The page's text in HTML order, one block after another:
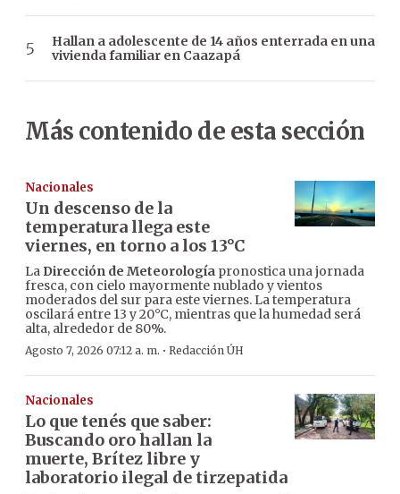
Hallan a adolescente de 14 años enterrada en una
vivienda familiar en Caazapá
Más contenido de esta sección
Nacionales
Un descenso de la
temperatura llega este
viernes, en torno a los 13°C
La Dirección de Meteorología pronostica una jornada
fresca, con cielo mayormente nublado y vientos
moderados del sur para este viernes. La temperatura
oscilará entre 13 y 20°C, mientras que la humedad será
alta, alrededor de 80%.
Agosto 7, 2026 07:12 a. m. · Redacción ÚH
Nacionales
Lo que tenés que saber:
Buscando oro hallan la
muerte, Brítez libre y
laboratorio ilegal de tirzepatida